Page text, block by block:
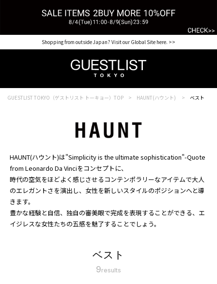
Shopping from outside Japan? Visit our Global Site here. >>
GUESTLIST TOKYO（ゲストリスト トーキョー）TOP HAUNT(ハウント) ベスト
HAUNT(ハウント)は"Simplicity is the ultimate sophistication"-Quote
from Leonardo Da Vinciをコンセプトに、
時代の空気をほどよく感じさせるコンテンポラリーなアイテムで大人
のエレガントさを演出し、女性を新しいスタイルのポジションへと導
きます。
豊かな経験と自信、独自の審美眼で完成を表現することができる、エ
イジレスな女性たちの五感を魅了することでしょう。
ベスト
9results